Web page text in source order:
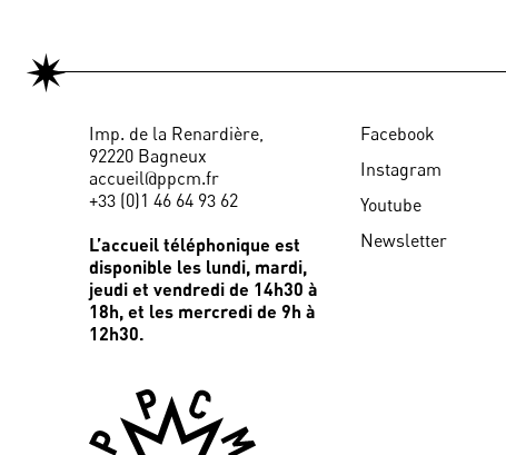
Imp. de la Renardière,
92220 Bagneux
accueil@ppcm.fr
+33 (0)1 46 64 93 62
L’accueil téléphonique est
disponible les lundi, mardi,
jeudi et vendredi de 14h30 à
18h, et les mercredi de 9h à
12h30.
Facebook
Instagram
Youtube
Newsletter